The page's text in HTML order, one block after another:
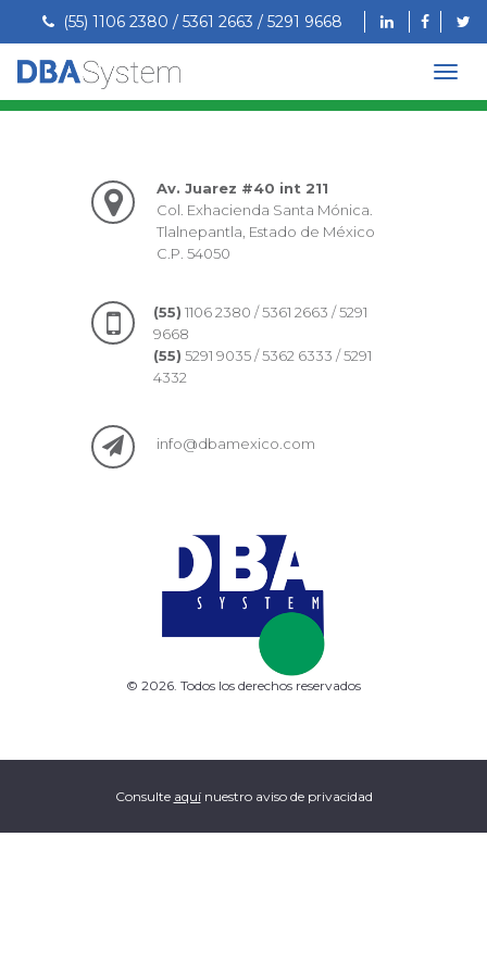
(55) 1106 2380 / 5361 2663 / 5291 9668
Av. Juarez #40 int 211
Col. Exhacienda Santa Mónica.
Tlalnepantla, Estado de México
C.P. 54050
(55) 1106 2380 / 5361 2663 / 5291
9668
(55) 5291 9035 / 5362 6333 / 5291
4332
info@dbamexico.com
© 2026. Todos los derechos reservados
Consulte aquínuestro aviso de privacidad